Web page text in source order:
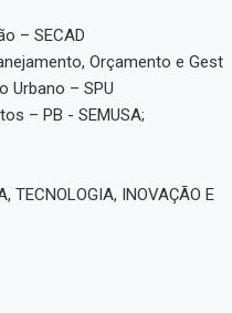
– SECAD
Orçamento e Gest
Urbano – SPU
– PB - SEMUSA;
TECNOLOGIA, INOVAÇÃO E